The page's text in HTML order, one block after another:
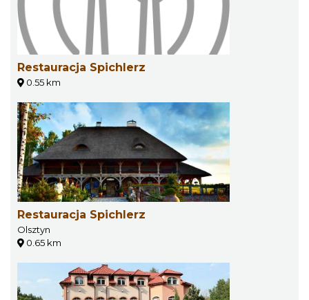
Restauracja Spichlerz
0.55 km
Restauracja Spichlerz
Olsztyn
0.65 km